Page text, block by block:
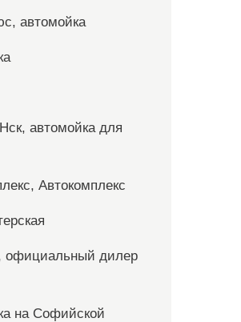
автомойка
автомойка для
Автокомплекс
официальный дилер
на Софийской